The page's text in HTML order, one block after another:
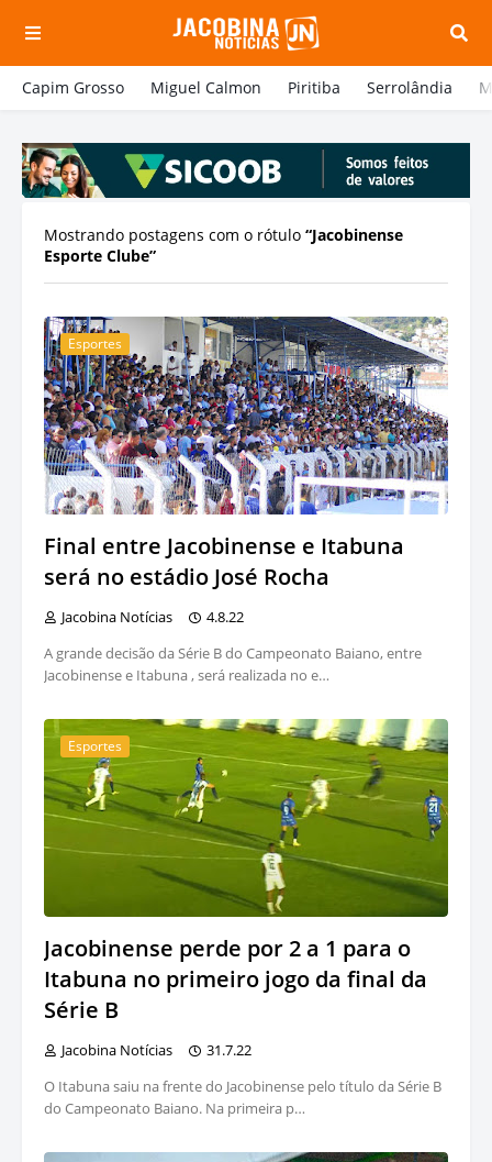
Capim Grosso Miguel Calmon Piritiba Serrolândia
Mostrando postagens com o rótulo Jacobinense
Esporte Clube
Esportes
Final entre Jacobinense e Itabuna
será no estádio José Rocha
Jacobina Notícias
4.8.22
A grande decisão da Série B do Campeonato Baiano, entre
Jacobinense e Itabuna , será realizada no e…
Esportes
Jacobinense perde por 2 a 1 para o
Itabuna no primeiro jogo da final da
Série B
Jacobina Notícias
31.7.22
O Itabuna saiu na frente do Jacobinense pelo título da Série B
do Campeonato Baiano. Na primeira p…